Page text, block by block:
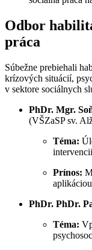
Odbor
práca
Súbežne prebiehali
krízových situácií,
v sektore sociálnych
PhDr. Mgr.
(VŠZaSP sv.
Téma:
Prínos:
PhDr. PhDr.
Téma: